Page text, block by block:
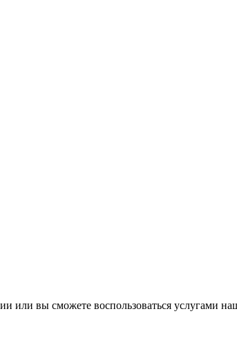
или вы сможете воспользоваться услугами